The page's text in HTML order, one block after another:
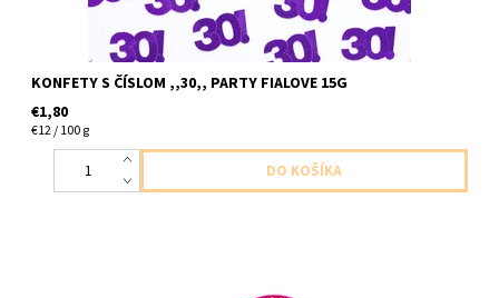
KONFETY S ČÍSLOM ,,30,, PARTY FIALOVE 15G
€1,80
€12 / 100 g